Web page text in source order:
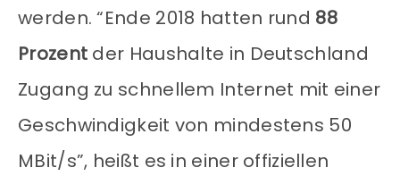
werden. “Ende 2018 hatten rund 88
Prozent der Haushalte in Deutschland
Zugang zu schnellem Internet mit einer
Geschwindigkeit von mindestens 50
MBit/s”, heißt es in einer offiziellen